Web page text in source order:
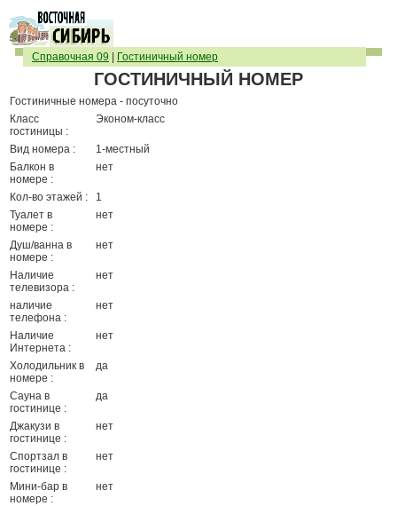
Справочная 09 Гостиничный номер
ГОСТИНИЧНЫЙ НОМЕР
Гостиничные номера - посуточно
Класс
гостиницы :
Эконом-класс
Вид номера :
1-местный
Балкон в
номере :
нет
Кол-во этажей :
1
Туалет в
номере :
нет
Душ/ванна в
номере :
нет
Наличие
телевизора :
нет
наличие
телефона :
нет
Наличие
Интернета :
нет
Холодильник в
номере :
да
Сауна в
гостинице :
да
Джакузи в
гостинице :
нет
Спортзал в
гостинице :
нет
Мини-бар в
номере :
нет